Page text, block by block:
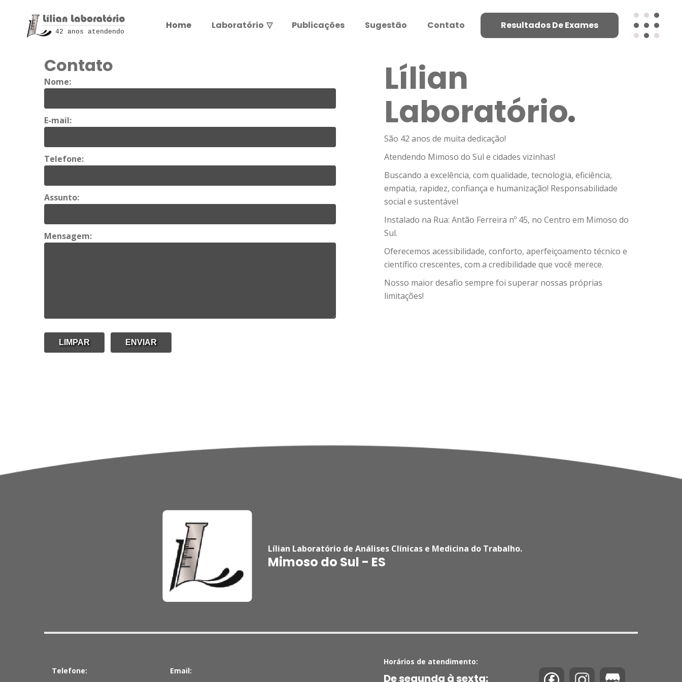
42 anos atendendo
Home Laboratório ▽ Publicações Sugestão Contato Resultados De Exames
Contato
Nome:
E-mail:
Telefone:
Assunto:
Mensagem:
Lílian
Laboratório
São 42 anos de muita dedicação!
Atendendo Mimoso do Sul e cidades vizinhas!
Buscando a excelência, com qualidade, tecnologia, eficiência,
empatia, rapidez, confiança e humanização! Responsabilidade
social e sustentável
Instalado na Rua: Antão Ferreira nº 45, no Centro em Mimoso do
Sul.
Oferecemos acessibilidade, conforto, aperfeiçoamento técnico e
científico crescentes, com a credibilidade que você merece.
Nosso maior desafio sempre foi superar nossas próprias
limitações!
Lílian Laboratório de Análises Clínicas e Medicina do Trabalho.
Mimoso do Sul - ES
Telefone: Email:
Horários de atendimento:
De segunda à sexta: